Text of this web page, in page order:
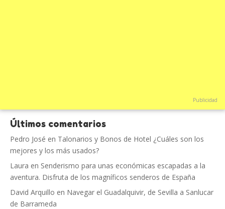
Publicidad
Últimos comentarios
Pedro José en Talonarios y Bonos de Hotel ¿Cuáles son los
mejores y los más usados?
Laura en Senderismo para unas económicas escapadas a la
aventura. Disfruta de los magníficos senderos de España
David Arquillo en Navegar el Guadalquivir, de Sevilla a Sanlucar
de Barrameda